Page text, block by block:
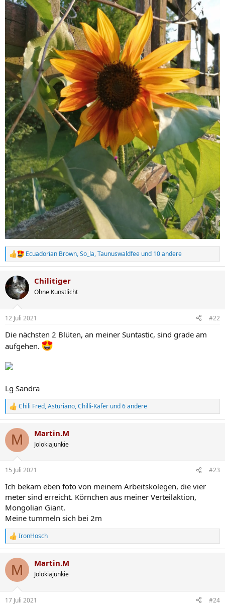
R
e
k
t
i
e
:
Ecuadorian Brown,So_la,Taunuswaldfee und 10 andere
Chilitiger
Ohne Kunstlicht
12 Juli 2021 #22
Die nächsten 2 Blüten, an meiner Suntastic, sind grade am
aufgehen.
Lg Sandra
R
e
k
i
e
:
Chili Fred,Asturiano,Chilli-Käfer und 6 andere
M Martin.M
Jolokiajunkie
15 Juli 2021 #23
Ich bekam eben foto von meinem Arbeitskolegen, die vier
meter sind erreicht. Körnchen aus meiner Verteilaktion,
Mongolian Giant.
Meine tummeln sich bei 2m
R
e
k
i
IronHosch
M Martin.M
Jolokiajunkie
17 Juli 2021 #24